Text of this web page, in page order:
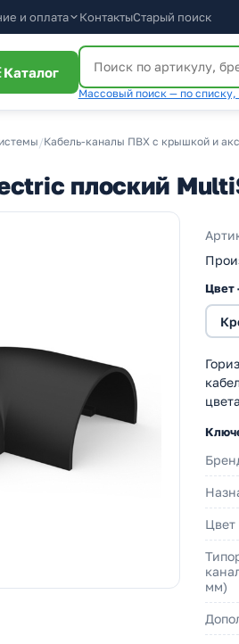
и оплата КонтактыСтарый поиск
Каталог
Массовый поиск — по
/Кабель-каналы ПВХ с крышкой и
плоский
Цвет
Цвет
мм)